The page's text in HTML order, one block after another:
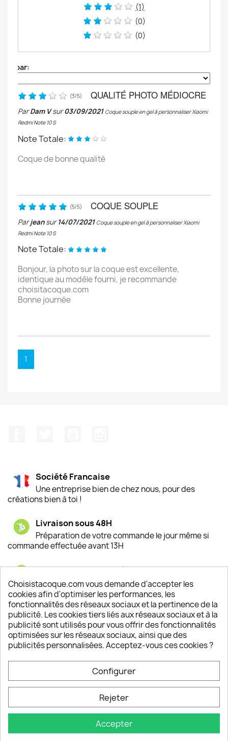
(1)
(0)
(0)
par:
(3/5) QUALITÉ PHOTO MÉDIOCRE
ParDam Vsur03/09/2021 Coque souple en gel à personnaliser Xiaomi
Redmi Note 10 S
Note Totale:
Coque de bonne qualité
(5/5) COQUE SOUPLE
Parjeansur14/07/2021 Coque souple en gel à personnaliser Xiaomi
Redmi Note 10 S
Note Totale:
Bonjour, la photo sur la coque est excellente,
identique au modèle fourni, je recommande
choisitacoque.com
Bonne journée
1
Société Francaise
Une entreprise bien de chez nous, pour des
créations bien à toi !
Livraison sous 48H
Préparation de votre commande le jour même si
commande effectuée avant 13H
Satisfaction de nos clients
Depuis 2009, entre 92% et 94% de nos clients
sont satisfaits de nos produits
Un SAV à votre écoute
Notre SAV est disponible 6/7J de 10h à 18H
Choisistacoque.com vous demande d'accepter les
cookies afin d'optimiser les performances, les
fonctionnalités des réseaux sociaux et la pertinence de la
publicité. Les cookies tiers liés aux réseaux sociaux et à la
publicité sont utilisés pour vous offrir des fonctionnalités
optimisées sur les réseaux sociaux, ainsi que des
publicités personnalisées. Acceptez-vous ces cookies ?
Configurer
Rejeter
Accepter